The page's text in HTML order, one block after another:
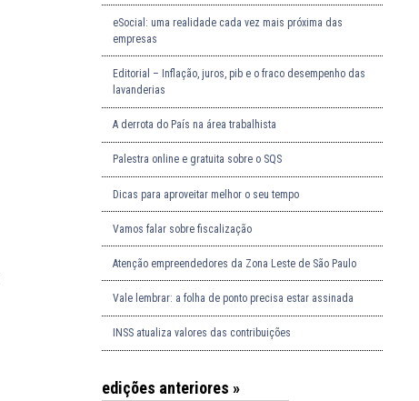
eSocial: uma realidade cada vez mais próxima das
empresas
Editorial – Inflação, juros, pib e o fraco desempenho das
lavanderias
A derrota do País na área trabalhista
Palestra online e gratuita sobre o SQS
Dicas para aproveitar melhor o seu tempo
Vamos falar sobre fiscalização
Atenção empreendedores da Zona Leste de São Paulo
Vale lembrar: a folha de ponto precisa estar assinada
INSS atualiza valores das contribuições
edições anteriores »